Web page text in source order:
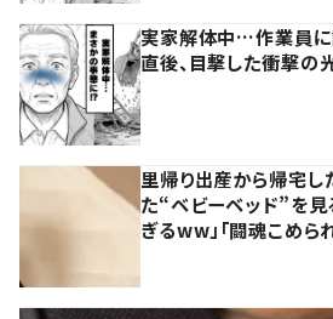
実家解体中…作業員に
直後、目撃した衝撃の
里帰り出産から帰宅
た“ベビーベッド”を
ぎるww」「闘魂こめら